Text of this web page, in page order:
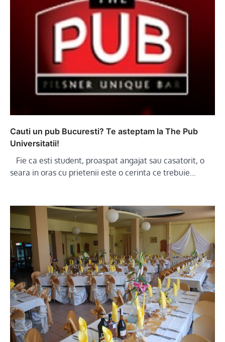
Cauti un pub Bucuresti? Te asteptam la The Pub
Universitatii!
Fie ca esti student, proaspat angajat sau casatorit, o
seara in oras cu prietenii este o cerinta ce trebuie…